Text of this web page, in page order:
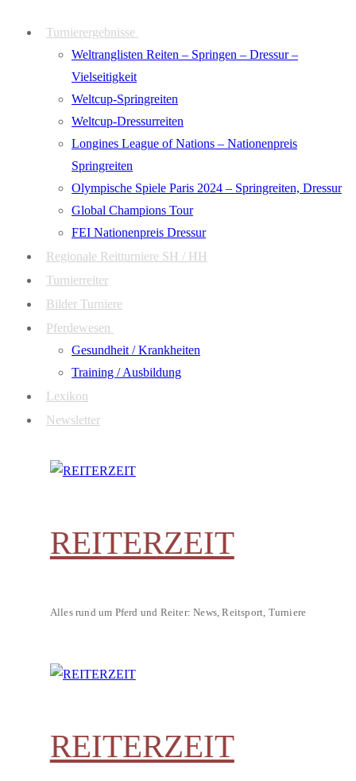
Turnierergebnisse
Weltranglisten Reiten – Springen – Dressur –
Vielseitigkeit
Weltcup-Springreiten
Weltcup-Dressurreiten
Longines League of Nations – Nationenpreis
Springreiten
Olympische Spiele Paris 2024 – Springreiten, Dressur
Global Champions Tour
FEI Nationenpreis Dressur
Regionale Reitturniere SH / HH
Turnierreiter
Bilder Turniere
Pferdewesen
Gesundheit / Krankheiten
Training / Ausbildung
Lexikon
Newsletter
REITERZEIT
Alles rund um Pferd und Reiter: News, Reitsport, Turniere
REITERZEIT